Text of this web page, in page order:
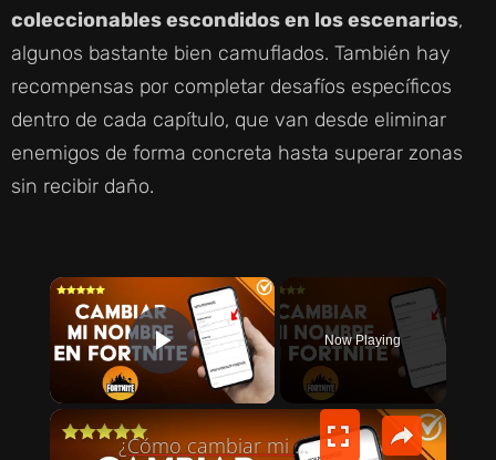
coleccionables escondidos en los escenarios,
algunos bastante bien camuflados. También hay
recompensas por completar desafíos específicos
dentro de cada capítulo, que van desde eliminar
enemigos de forma concreta hasta superar zonas
sin recibir daño.
×
PLAY VIDEO
Now Playing
×
¿Cómo cambiar mi nombre en FORTNITE? - PS4, PS5, Xbox, Switch, PC y Epic Games